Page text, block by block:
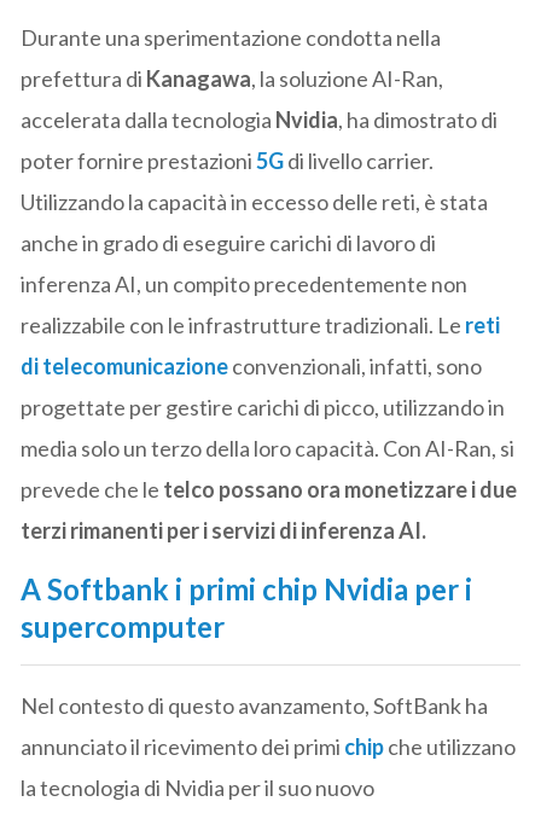
Durante una sperimentazione condotta nella
prefettura di Kanagawa, la soluzione AI-Ran,
accelerata dalla tecnologia Nvidia, ha dimostrato di
poter fornire prestazioni5Gdi livello carrier.
Utilizzando la capacità in eccesso delle reti, è stata
anche in grado di eseguire carichi di lavoro di
inferenza AI, un compito precedentemente non
realizzabile con le infrastrutture tradizionali. Le reti
di telecomunicazioneconvenzionali, infatti, sono
progettate per gestire carichi di picco, utilizzando in
media solo un terzo della loro capacità. Con AI-Ran, si
prevede che le telco possano ora monetizzare i due
terzi rimanenti per i servizi di inferenza AI.
A Softbank i primi chip Nvidia per i
supercomputer
Nel contesto di questo avanzamento, SoftBank ha
annunciato il ricevimento dei primi chipche utilizzano
la tecnologia di Nvidia per il suo nuovo